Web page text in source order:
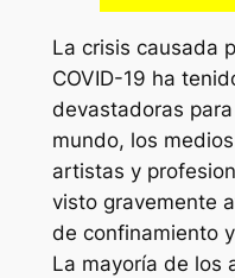
La crisis causada
COVID-19 ha
devastadoras
mundo, los
artistas y
visto gravemente
de confinamiento
La mayoría de